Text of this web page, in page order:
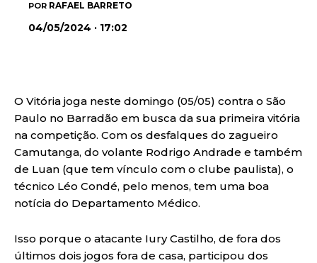
POR RAFAEL BARRETO
04/05/2024 · 17:02
O Vitória joga neste domingo (05/05) contra o São
Paulo no Barradão em busca da sua primeira vitória
na competição. Com os desfalques do zagueiro
Camutanga, do volante Rodrigo Andrade e também
de Luan (que tem vínculo com o clube paulista), o
técnico Léo Condé, pelo menos, tem uma boa
notícia do Departamento Médico.
Isso porque o atacante Iury Castilho, de fora dos
últimos dois jogos fora de casa, participou dos